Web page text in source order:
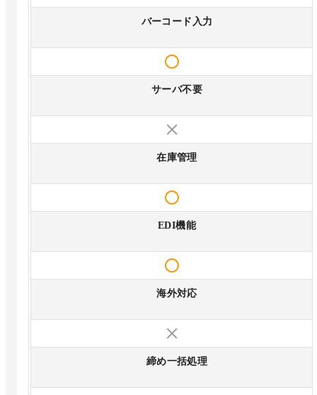
バーコード入力
サーバ不要
在庫管理
EDI機能
海外対応
締め一括処理